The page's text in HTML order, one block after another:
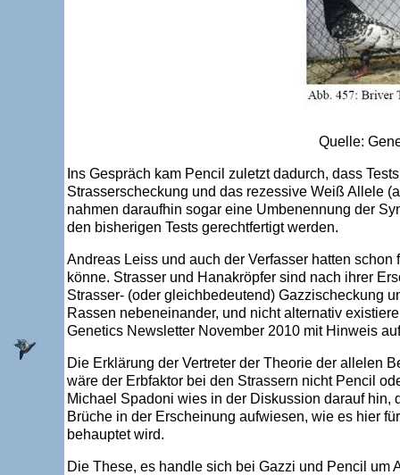
Quelle:
Ins Gespräch kam Pencil zuletzt dadurch, dass
Strasserscheckung und das rezessive Weiß Allele
nahmen daraufhin sogar eine Umbenennung der
den bisherigen Tests gerechtfertigt werden.
Andreas Leiss und auch der Verfasser hatten
könne. Strasser und Hanakröpfer sind nach ihrer
Strasser- (oder gleichbedeutend) Gazzischeckung
Rassen nebeneinander, und nicht alternativ
Genetics Newsletter November 2010 mit Hinweis
Die Erklärung der Vertreter der Theorie der allelen
wäre der Erbfaktor bei den Strassern nicht Pencil
Michael Spadoni wies in der Diskussion darauf
Brüche in der Erscheinung aufwiesen, wie es hier
behauptet wird.
Die These, es handle sich bei Gazzi und Pencil um